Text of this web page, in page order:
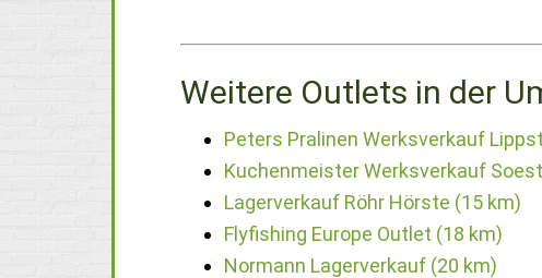
Weitere Outlets in der
Peters Pralinen Werksverkauf
Kuchenmeister Werksverkauf
Lagerverkauf Röhr Hörste (15 km)
Flyfishing Europe Outlet (18 km)
Normann Lagerverkauf (20 km)